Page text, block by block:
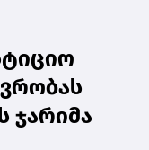
ჯარიმა